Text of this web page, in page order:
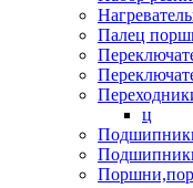
Палец
ц